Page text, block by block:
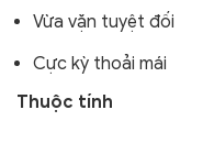
Vừa vặn tuyệt đối
Cực kỳ thoải mái
Thuộc tính